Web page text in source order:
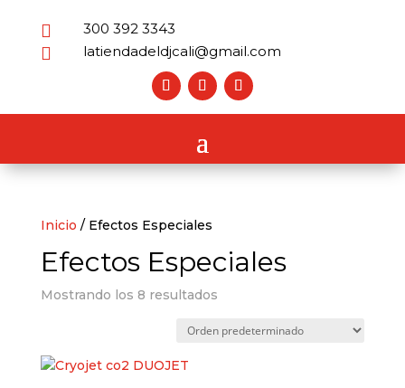
 300 392 3343
 latiendadeldjcali@gmail.com
Inicio / Efectos Especiales
Efectos Especiales
Mostrando los 8 resultados